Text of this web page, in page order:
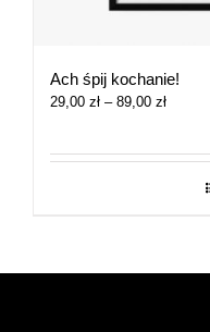
Ach śpij kochanie!
29,00 zł – 89,00 złZakres
29,00